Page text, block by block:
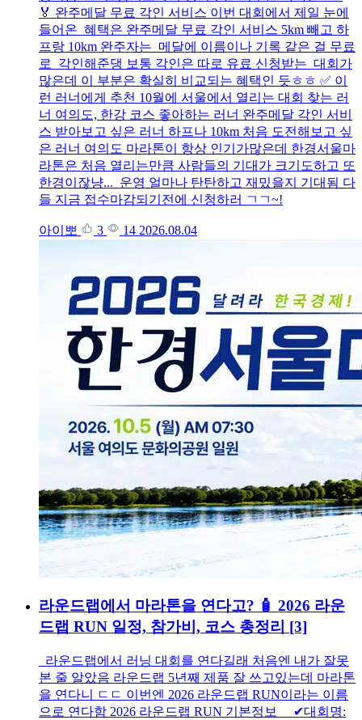
🏅 완주메달 무료 각인 서비스 이번 대회에서 제일 눈에
들어온 혜택은 완주메달 무료 각인 서비스 5km 빼고 하
프랑 10km 완주자는 메달에 이름이나 기록 같은 걸 무료
로 각인해준댕 보통 각인은 따로 유료 신청받는 대회가
많은데 이 부분은 확실히 비교되는 혜택인 듯ㅎㅎ ✅ 이
런 러너에게 추천 10월에 서울에서 열리는 대회 찾는 러
너 여의도, 한강 코스 좋아하는 러너 완주메달 각인 서비
스 받아보고 싶은 러너 하프나 10km 처음 도전해보고 싶
은 러너 여의도 마라톤이 항상 인기가많은데 한경서울마
라톤은 처음 열리는만큼 사람들의 기대가 크기도하고 또
한경이잖냥... 운영 얼마나 탄탄하고 재밌을지 기대됨 다
들 지금 접수마감되기전에 신청하러 ㄱㄱ~!
아이뽀 3 14 2026.08.04
라운드랩에서 마라톤을 연다고? 🧴 2026 라운
드랩 RUN 일정, 참가비, 코스 총정리 [3]
라운드랩에서 러닝 대회를 연다길래 처음엔 내가 잘못
본 줄 알았음 라운드랩 5년째 제품 잘 쓰고있는데 마라톤
을 연다니 ㄷㄷ 이번엔 2026 라운드랩 RUN이라는 이름
으로 연다함 2026 라운드랩 RUN 기본정보 ✔대회명: